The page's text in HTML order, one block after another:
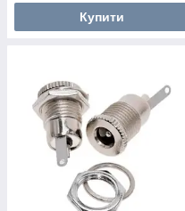
Купити